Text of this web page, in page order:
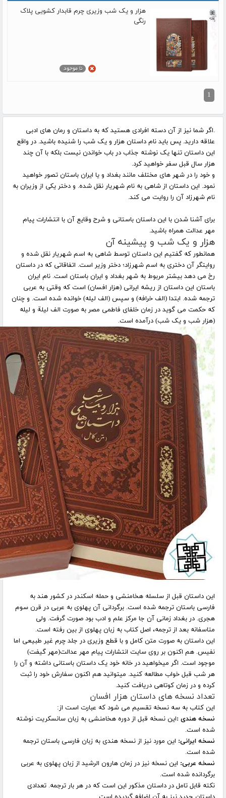
هزار و یک شب وزیری چرم قابدار کشویی پلاک
رنگی
.اگر شما نیز از آن دسته افرادی هستید که به داستان و رمان های ادبی
علاقه دارید. پس باید نام داستان هزار و یک شب را شنیده باشید. در واقع
این داستان تنها یک نوشته جذاب در باب خواندن نیست بلکه با آن چند
هزار سال قبل سفر خواهید کرد.
و خود را در شهر های مختلف مانند بغداد و یا ایران باستان تصور خواهید
نمود. این داستان از شاهی به نام شهریار نقل شده. و دختر یکی از وزیران به
نام شهرزاد آن را روایت می کند.
برای آشنا شدن با این داستان باستانی و شرح وقایع آن با انتشارات پیام
مهر عدالت همراه باشید.
هزار و یک شب و پیشینه آن
همانطور که گفتیم این داستان توسط شاهی به اسم شهریار نقل شده و
روایتگر آن دختری به اسم شهرزاد؛ دختر وزیر است. اتفاقاتی که در داستان
رخ می دهد بیشتر مربوط به شهر بغداد و ایران باستان است. نام ایران
باستان این داستان از ریشه ایرانی (هزار افسان) است که وقتی به عربی
ترجمه شده. ابتدا (الف خرافه) و سپس (الف لیله) خوانده شده است. و چنان‌
که حکمت می‌ گوید در زمان خلفای فاطمی مصر به صورت الف لیلة و لیله
(هزار شب و یک شب) درآمده‌ است.
این داستان قبل از سلسله هخامنشی و حمله اسکندر در کشور هند به
فارسی باستان ترجمه شده است. برگردانی آن پهلوی به عربی در قرن سوم
هجری. در بغداد زمانی آن جا مرکز علم و ادب بود صورت گرفت. ولی
متاسفانه بعد از ترجمه، اصل کتاب به زبان پهلوی از بین رفته است.
این داستان به صورت متن کامل و با قطع وزیری در جلد چرم غیر طبیعی اما
نفیس. هم اکنون بر روی سایت انتشارات پیام مهر عدالت(مهر گیفت)
موجود است. اگر میخواهید در خانه خود یک داستان باستانی داشته و آن را
هر شب قبل خواب مطالعه کنید. میتوانید هم اکنون سفارش خود را ثبت
کرده و در زمان کوتاهی دریافت کنید.
تعداد نسخه های داستان هزار افسان
این کتاب به سه نسخه تقسیم می شود که عبارت است از:
نسخه هندی :این نسخه قبل از دوره هخامنشی به زبان سانسکریت نوشته
شده است.
نسخه ایرانی: این مورد نیز از نسخه هندی به زبان فارسی باستان ترجمه
شده است.
نسخه عربی: این نسخه نیز در زمان هارون الرشید از زبان پهلوی به عربی
برگردانده شده است.
نکته قابل تامل در داستان مذکور این است که در هر بار ترجمه. تعدادی